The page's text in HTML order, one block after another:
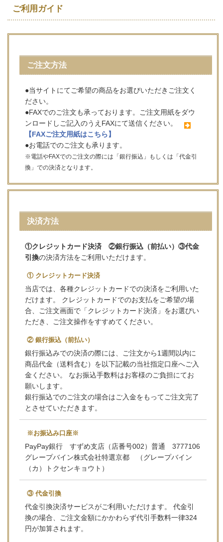
ご利用ガイド
ご注文方法
●当サイトにてご希望の商品をお選びいただきご注文く
ださい。
●FAXでのご注文も承っております。ご注文用紙をダウ
ンロードしご記入のうえFAXにて送信ください。
【FAXご注文用紙はこちら】
●お電話でのご注文も承ります。
※電話やFAXでのご注文の際には「銀行振込」もしくは「代金引
換」での決済となります。
決済方法
①クレジットカード決済 ②銀行振込（前払い）③代金
引換の決済方法をご利用いただけます。
① クレジットカード決済
当店では、各種クレジットカードでの決済をご利用いた
だけます。 クレジットカードでのお支払をご希望の場
合、ご注文画面で「クレジットカード決済」をお選びい
ただき、ご注文操作をすすめてください。
② 銀行振込（前払い）
銀行振込みでの決済の際には、ご注文から1週間以内に
商品代金（送料含む）を以下記載の当社指定口座へご入
金ください。 なお振込手数料はお客様のご負担にてお
願いします。
銀行振込でのご注文の場合はご入金をもってご注文完了
とさせていただきます。
※お振込み口座※
PayPay銀行 すずめ支店（店番号002）普通 3777106
グレープバイン株式会社特選京都 （グレープバイン
（カ）トクセンキョウト）
③ 代金引換
代金引換決済サービスがご利用いただけます。 代金引
換の場合、ご注文金額にかかわらず代引手数料一律324
円が加算されます。